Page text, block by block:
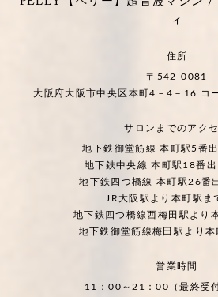
ィ
住所
〒542-0081
大阪府大阪市中央区本町4－4－16 コ
サロンまでのアク
地下鉄御堂筋線 本町駅5番
地下鉄中央線 本町駅18番
地下鉄四つ橋線 本町駅26番
JR大阪駅より本町駅ま
地下鉄四つ橋線西梅田駅より
地下鉄御堂筋線梅田駅より
営業時間
11：00～21：00（最終受